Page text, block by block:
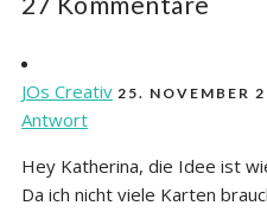
JOs Creativ 25. NOVEMBER
Antwort
Hey Katherina, die Idee ist
Da ich nicht viele Karten